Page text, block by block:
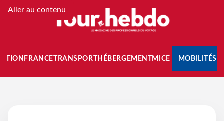
Aller au contenu
FRANCETRANSPORT HÉBERGEMENTMICE MOBILITÉS